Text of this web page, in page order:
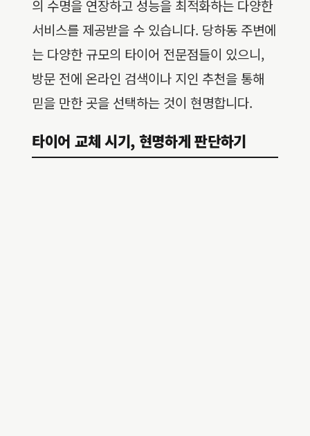
의 수명을 연장하고 성능을 최적화하는 다양한
서비스를 제공받을 수 있습니다. 당하동 주변에
는 다양한 규모의 타이어 전문점들이 있으니,
방문 전에 온라인 검색이나 지인 추천을 통해
믿을 만한 곳을 선택하는 것이 현명합니다.
타이어 교체 시기, 현명하게 판단하기